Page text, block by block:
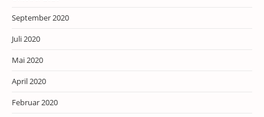
September 2020
Juli 2020
Mai 2020
April 2020
Februar 2020